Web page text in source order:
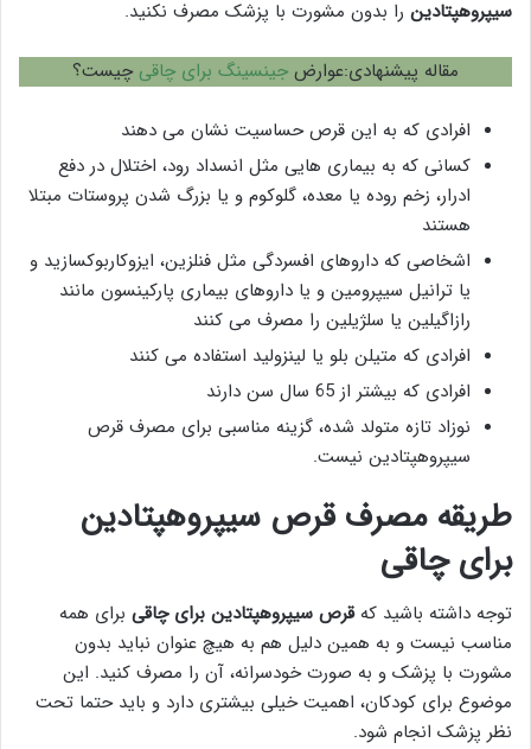
سیپروهپتادین را بدون مشورت با پزشک مصرف نکنید.
مقاله پیشنهادی:عوارض جینسینگ برای چاقی چیست؟
افرادی که به این قرص حساسیت نشان می دهند
کسانی که به بیماری هایی مثل انسداد رود، اختلال در دفع
ادرار، زخم روده یا معده، گلوکوم و یا بزرگ شدن پروستات مبتلا
هستند
اشخاصی که داروهای افسردگی مثل فنلزین، ایزوکاربوکسازید و
یا ترانیل سیپرومین و یا داروهای بیماری پارکینسون مانند
رازاگیلین یا سلژیلین را مصرف می کنند
افرادی که متیلن بلو یا لینزولید استفاده می کنند
افرادی که بیشتر از 65 سال سن دارند
نوزاد تازه متولد شده، گزینه مناسبی برای مصرف قرص
سیپروهپتادین نیست.
طریقه مصرف قرص سیپروهپتادین
برای چاقی
توجه داشته باشید کهقرص سیپروهپتادین برای چاقی برای همه
مناسب نیست و به همین دلیل هم به هیچ عنوان نباید بدون
مشورت با پزشک و به صورت خودسرانه، آن را مصرف کنید. این
موضوع برای کودکان، اهمیت خیلی بیشتری دارد و باید حتما تحت
نظر پزشک انجام شود.